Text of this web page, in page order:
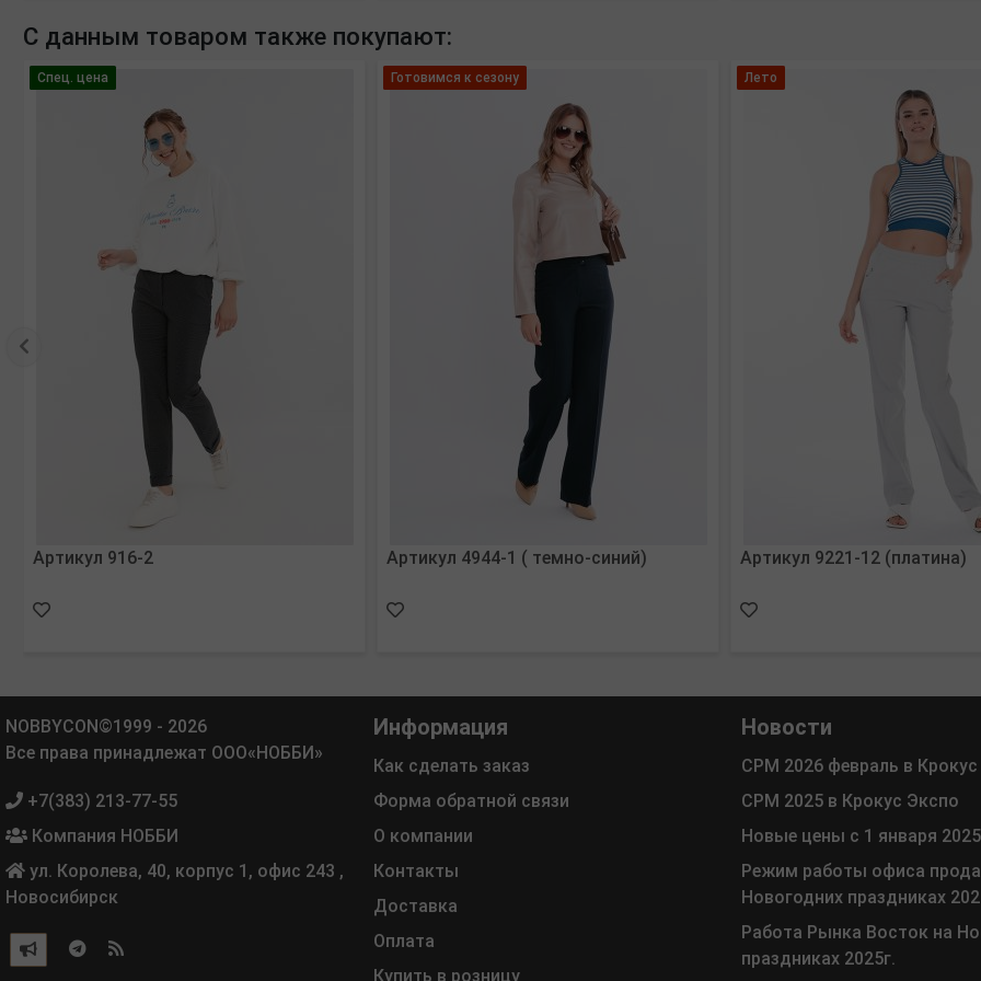
С данным товаром также покупают:
Спец. цена
Артикул 916-2
Готовимся к сезону
Артикул 4944-1 ( темно-синий)
Лето
Артикул 9221-12 (платина)
NOBBYCON©1999 - 2026
Все права принадлежат ООО«НОББИ»
+7(383) 213-77-55
Компания НОББИ
ул. Королева, 40, корпус 1, офис 243 ,
Новосибирск
Информация
Как сделать заказ
Форма обратной связи
О компании
Контакты
Доставка
Оплата
Купить в розницу
Новости
СРМ 2026 февраль в
СРМ 2025 в Крокус Экспо
Новые цены с 1 января
Режим работы офиса
Новогодних праздниках
Работа Рынка Восток на
праздниках 2025г.